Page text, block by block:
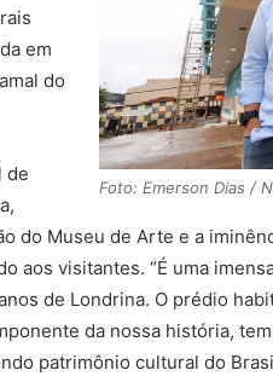
Foto: Emerson Dias /
em
do
de
do Museu de Arte e a
aos visitantes. “É uma
de Londrina. O prédio
da nossa história,
patrimônio cultural do